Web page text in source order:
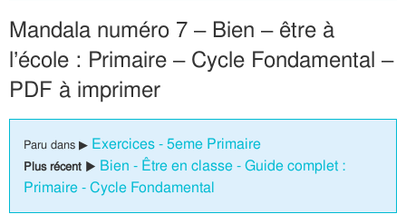
Mandala numéro 7 – Bien – être à
l’école : Primaire – Cycle Fondamental –
PDF à imprimer
Paru dans ▶ Exercices - 5eme Primaire
Plus récent ▶ Bien - Être en classe - Guide complet :
Primaire - Cycle Fondamental